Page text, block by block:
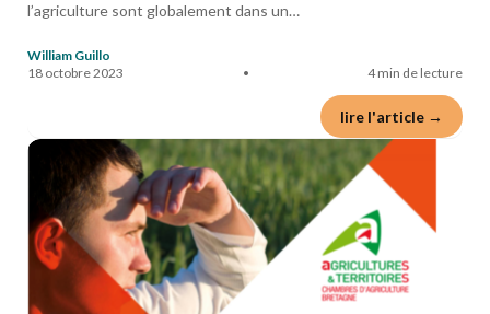
l’agriculture sont globalement dans un…
William Guillo
18 octobre 2023
• 4 min de lecture
lire l'article →